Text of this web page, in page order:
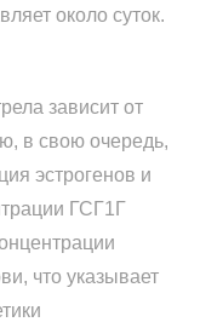
около суток.
зависит от
в свою очередь,
эстрогенов и
ГСГ1Г
что указывает